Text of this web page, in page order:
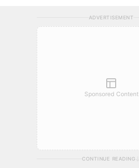
ADVERTISEMENT
Sponsored Content
CONTINUE READING